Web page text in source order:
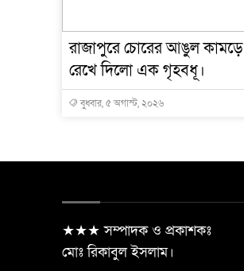
রাজাপুরে চোরের আঙুল কামড়ে
রেখে দিলো এক গৃহবধূ।
বুধবার, ৫ অগাস্ট, ২০২৬
★★★ সম্পাদক ও প্রকাশকঃ
মোঃ রিকাবুল ইসলাম।